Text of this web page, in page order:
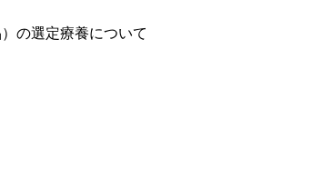
の選定療養について